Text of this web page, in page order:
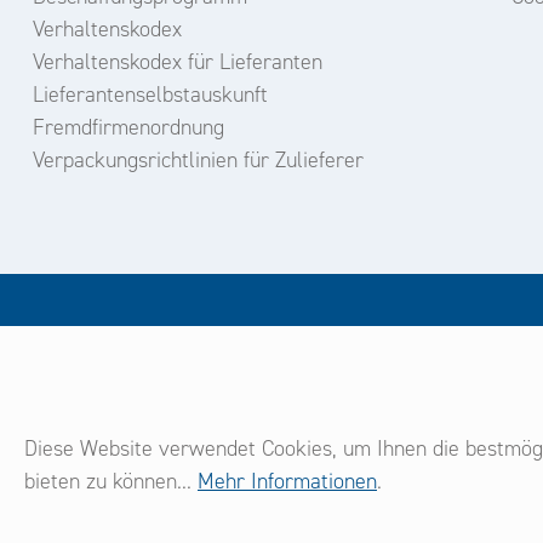
Verhaltenskodex
Verhaltenskodex für Lieferanten
Lieferantenselbstauskunft
Fremdfirmenordnung
Verpackungsrichtlinien für Zulieferer
Diese Website verwendet Cookies, um Ihnen die
bieten zu können... Mehr Informationen.